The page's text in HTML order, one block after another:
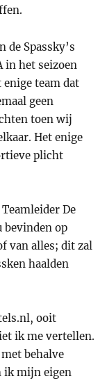
de Spassky’s
in het seizoen
team dat
geen
toen wij
Het enige
plicht
De
bevinden op
van alles; dit zal
haalden
ooit
ik me vertellen.
behalve
ik mijn eigen